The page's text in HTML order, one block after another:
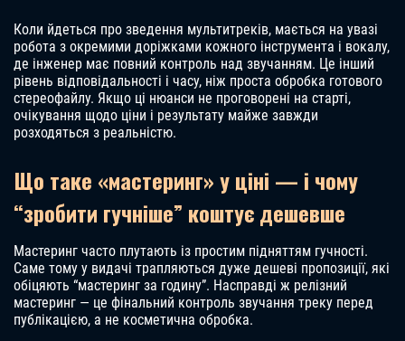
Коли йдеться про зведення мультитреків, мається на увазі
робота з окремими доріжками кожного інструмента і вокалу,
де інженер має повний контроль над звучанням. Це інший
рівень відповідальності і часу, ніж проста обробка готового
стереофайлу. Якщо ці нюанси не проговорені на старті,
очікування щодо ціни і результату майже завжди
розходяться з реальністю.
Що таке «мастеринг» у ціні — і чому
“зробити гучніше” коштує дешевше
Мастеринг часто плутають із простим підняттям гучності.
Саме тому у видачі трапляються дуже дешеві пропозиції, які
обіцяють “мастеринг за годину”. Насправді ж релізний
мастеринг — це фінальний контроль звучання треку перед
публікацією, а не косметична обробка.